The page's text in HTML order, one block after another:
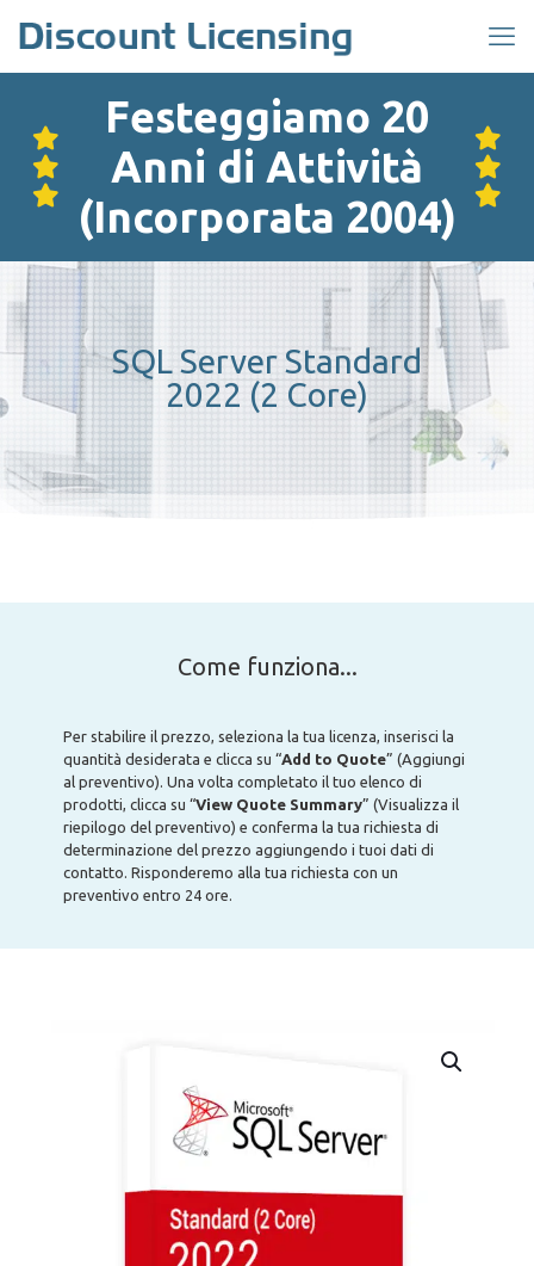
Festeggiamo 20
Anni di Attività
(Incorporata 2004)
SQL Server Standard
2022 (2 Core)
Come funziona...
Per stabilire il prezzo, seleziona la tua licenza, inserisci la
quantità desiderata e clicca su “Add to Quote” (Aggiungi
al preventivo). Una volta completato il tuo elenco di
prodotti, clicca su “View Quote Summary” (Visualizza il
riepilogo del preventivo) e conferma la tua richiesta di
determinazione del prezzo aggiungendo i tuoi dati di
contatto. Risponderemo alla tua richiesta con un
preventivo entro 24 ore.